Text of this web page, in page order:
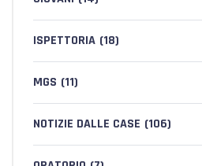
ISPETTORIA (18)
MGS (11)
NOTIZIE DALLE CASE (106)